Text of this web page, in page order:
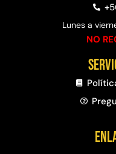
Lunes a
NO